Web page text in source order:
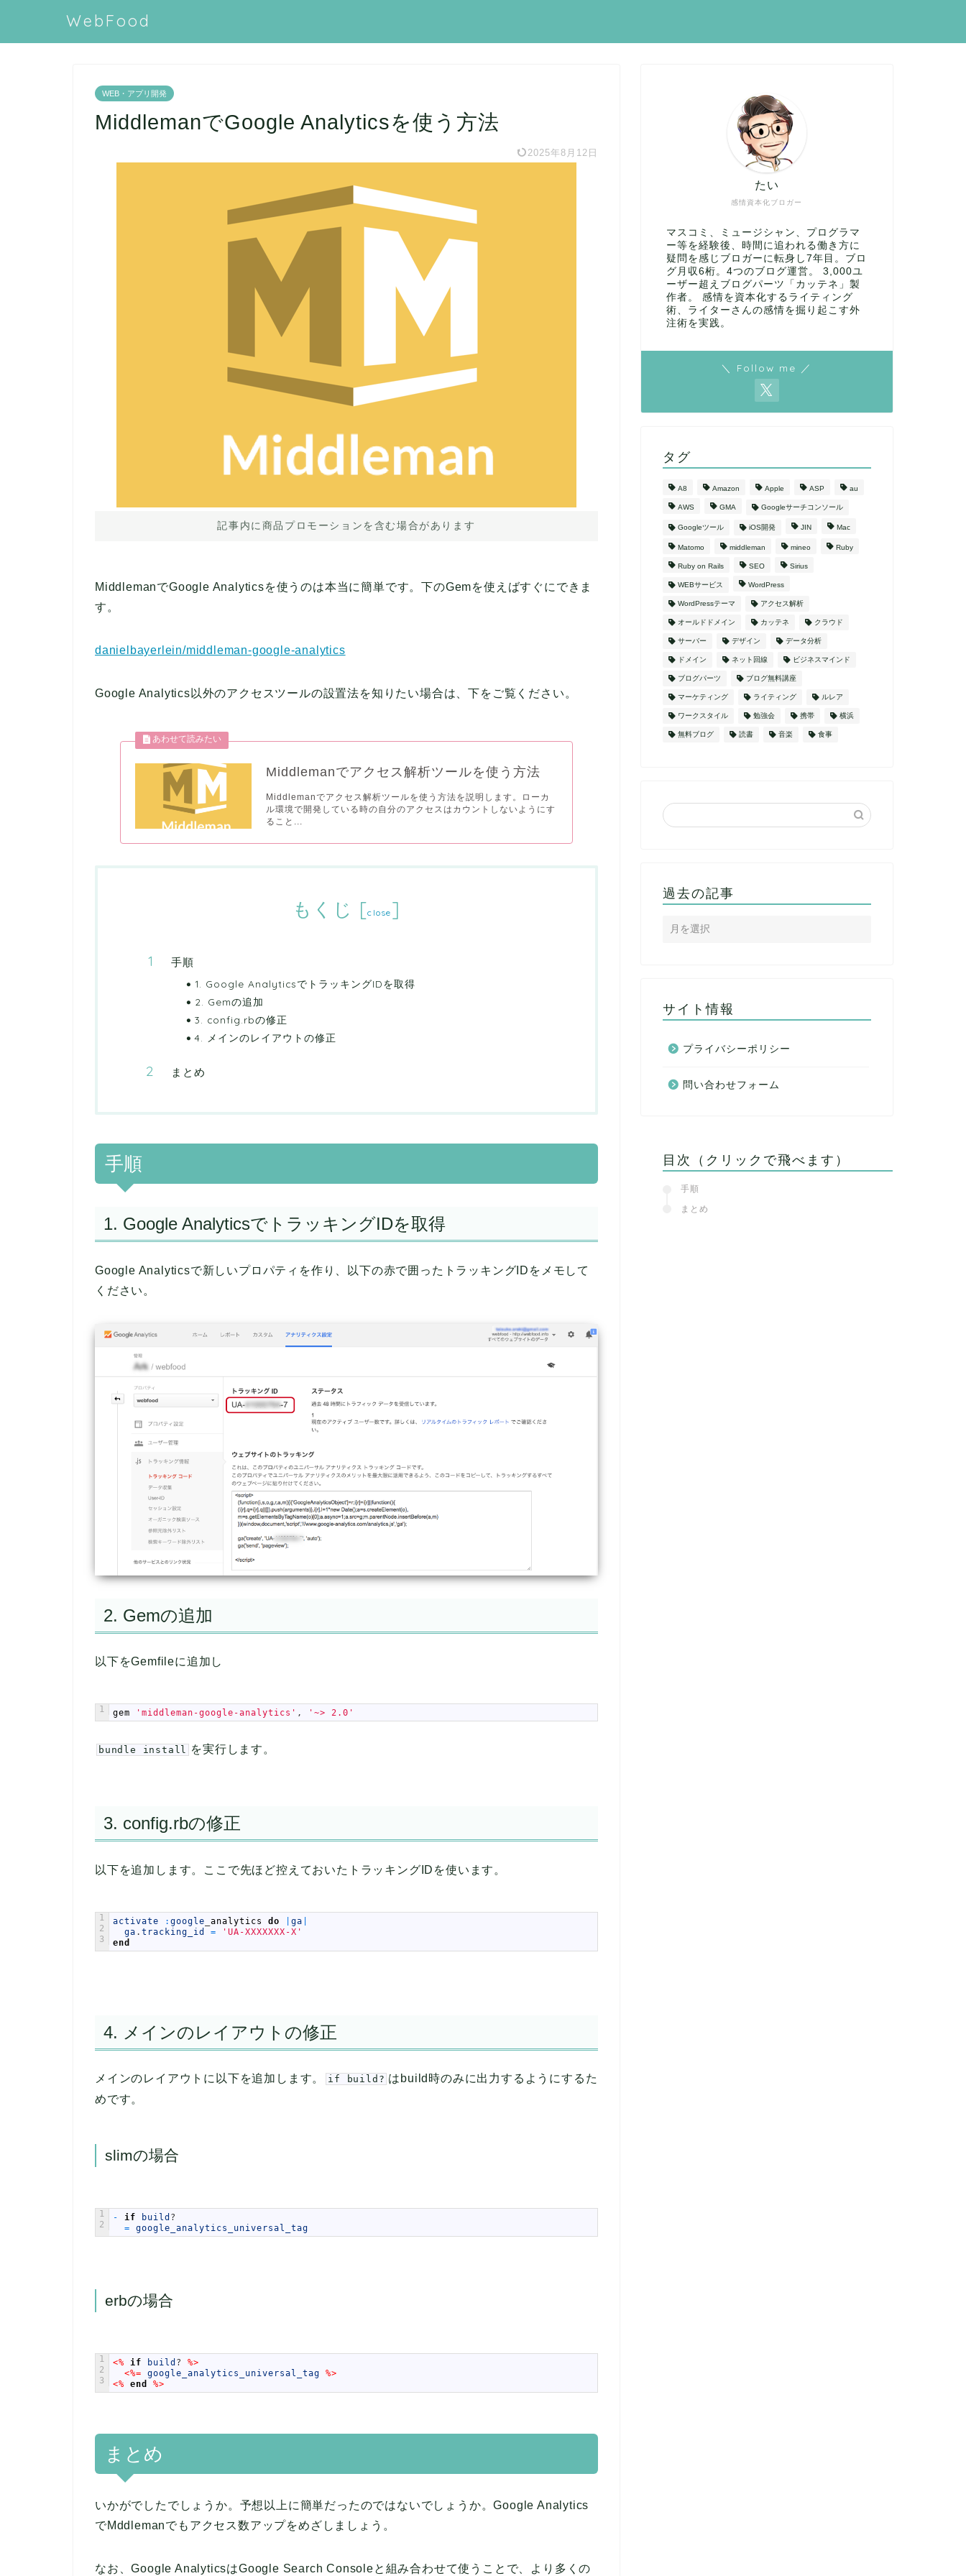
WebFood
WEB・アプリ開発
MiddlemanでGoogle Analyticsを使う方法
2025年8月12日
記事内に商品プロモーションを含む場合があります
MiddlemanでGoogle Analyticsを使うのは本当に簡単です。下のGemを使えばすぐにできま
す。
danielbayerlein/middleman-google-analytics
Google Analytics以外のアクセスツールの設置法を知りたい場合は、下をご覧ください。
Middlemanでアクセス解析ツールを使う方法
Middlemanでアクセス解析ツールを使う方法を説明します。ローカ
ル環境で開発している時の自分のアクセスはカウントしないようにす
ること...
もくじ [close ]
手順
1. Google AnalyticsでトラッキングIDを取得
2. Gemの追加
3. config.rbの修正
4. メインのレイアウトの修正
まとめ
手順
1. Google AnalyticsでトラッキングIDを取得
Google Analyticsで新しいプロパティを作り、以下の赤で囲ったトラッキングIDをメモして
ください。
2. Gemの追加
以下をGemfileに追加し
1 gem 'middleman-google-analytics' , '~> 2.0'
bundle install を実行します。
3. config.rbの修正
以下を追加します。ここで先ほど控えておいたトラッキングIDを使います。
1
2
3
activate : google analytics do ga
ga . tracking_id =
'UA-XXXXXXX-X'
end
4. メインのレイアウトの修正
メインのレイアウトに以下を追加します。 if build? はbuild時のみに出力するようにするた
めです。
slimの場合
1
2
- if build ?
=
google_analytics_universal_tag
erbの場合
1
2
3
<% if build ?
%>
<%=
google_analytics_universal_tag
%>
<%
end %>
まとめ
いかがでしたでしょうか。予想以上に簡単だったのではないでしょうか。Google Analytics
でMddlemanでもアクセス数アップをめざしましょう。
なお、Google AnalyticsはGoogle Search Consoleと組み合わせて使うことで、より多くの
感情資本化ブロガー
たい
マスコミ、ミュージシャン、プログラマ
ー等を経験後、時間に追われる働き方に
疑問を感じブロガーに転身し7年目。ブロ
グ月収6桁。4つのブログ運営。 3,000ユ
ーザー超えブログパーツ「カッテネ」製
作者。 感情を資本化するライティング
術、ライターさんの感情を掘り起こす外
注術を実践。
＼ Follow me ／
タグ
A8 Amazon Apple ASP au
AWS GMA Googleサーチコンソール
Googleツール iOS開発 JIN Mac
Matomo middleman mineo Ruby
Ruby on Rails SEO Sirius
WEBサービス WordPress
WordPressテーマ アクセス解析
オールドドメイン カッテネ クラウド
サーバー デザイン データ分析
ドメイン ネット回線 ビジネスマインド
ブログパーツ ブログ無料講座
マーケティング ライティング ルレア
ワークスタイル 勉強会 携帯 横浜
無料ブログ 読書 音楽 食事
過去の記事
サイト情報
プライバシーポリシー
問い合わせフォーム
目次（クリックで飛べます）
手順
まとめ